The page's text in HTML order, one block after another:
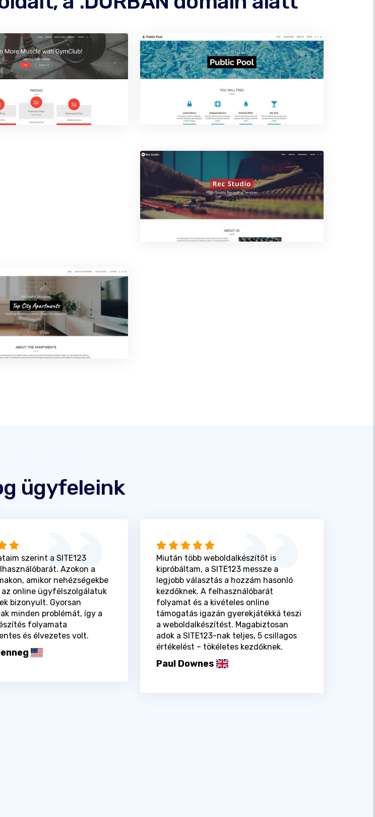
ügyfeleink
szerint a SITE123
Azokon a
amikor nehézségekbe
online ügyfélszolgálatuk
bizonyult. Gyorsan
minden problémát, így a
folyamata
és élvezetes volt.
Miután több weboldalkészítőt is
kipróbáltam, a SITE123 messze a
legjobb választás a hozzám hasonló
kezdőknek. A felhasználóbarát
folyamat és a kivételes online
támogatás igazán gyerekjátékká teszi
a weboldalkészítést. Magabiztosan
adok a SITE123-nak teljes, 5 csillagos
értékelést – tökéletes kezdőknek.
Paul Downes